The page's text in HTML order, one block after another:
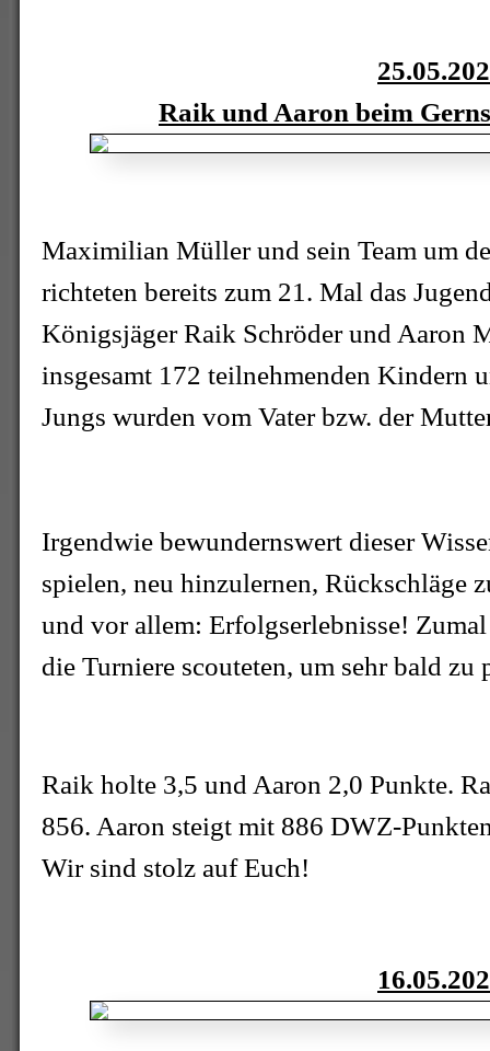
Raik und Aaron beim
Maximilian Müller und sein Team um
richteten bereits zum 21. Mal das
Königsjäger Raik Schröder und Aaron
insgesamt 172 teilnehmenden Kindern
Jungs wurden vom Vater bzw. der
Irgendwie bewundernswert dieser
spielen, neu hinzulernen, Rückschläge
und vor allem: Erfolgserlebnisse!
die Turniere scouteten, um sehr bald zu
Raik holte 3,5 und Aaron 2,0 Punkte.
856. Aaron steigt mit 886 DWZ-
Wir sind stolz auf Euch!